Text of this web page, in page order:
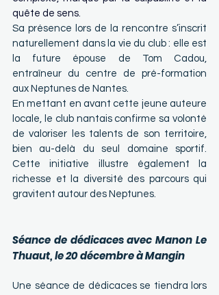
quête de sens.
Sa présence lors de la rencontre s’inscrit
naturellement dans la vie du club : elle est
la future épouse de Tom Cadou,
entraîneur du centre de pré-formation
aux Neptunes de Nantes.
En mettant en avant cette jeune auteure
locale, le club nantais confirme sa volonté
de valoriser les talents de son territoire,
bien au-delà du seul domaine sportif.
Cette initiative illustre également la
richesse et la diversité des parcours qui
gravitent autour des Neptunes.
Séance de dédicaces avec Manon Le
Thuaut, le 20 décembre à Mangin
Une séance de dédicaces se tiendra lors